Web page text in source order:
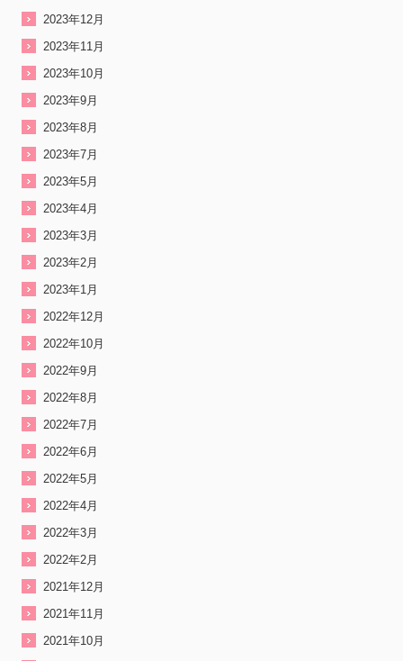
2023年12月
2023年11月
2023年10月
2023年9月
2023年8月
2023年7月
2023年5月
2023年4月
2023年3月
2023年2月
2023年1月
2022年12月
2022年10月
2022年9月
2022年8月
2022年7月
2022年6月
2022年5月
2022年4月
2022年3月
2022年2月
2021年12月
2021年11月
2021年10月